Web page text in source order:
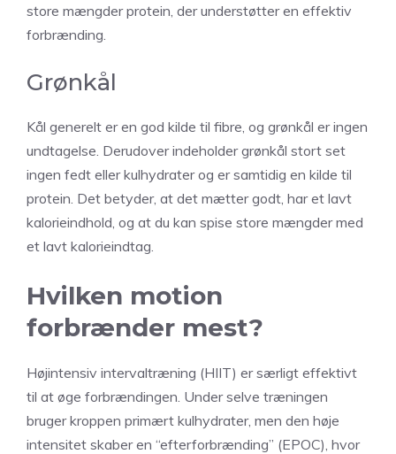
store mængder protein, der understøtter en effektiv
forbrænding.
Grønkål
Kål generelt er en god kilde til fibre, og grønkål er ingen
undtagelse. Derudover indeholder grønkål stort set
ingen fedt eller kulhydrater og er samtidig en kilde til
protein. Det betyder, at det mætter godt, har et lavt
kalorieindhold, og at du kan spise store mængder med
et lavt kalorieindtag.
Hvilken motion
forbrænder mest?
Højintensiv intervaltræning (HIIT) er særligt effektivt
til at øge forbrændingen. Under selve træningen
bruger kroppen primært kulhydrater, men den høje
intensitet skaber en “efterforbrænding” (EPOC), hvor